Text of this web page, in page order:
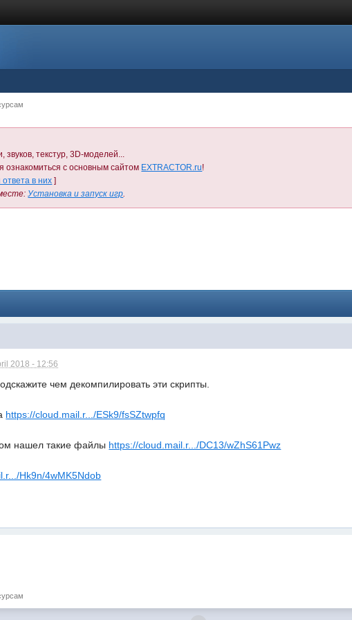
текстур, 3D-моделей...
ознакомиться с основным сайтом EXTRACTOR.ru!
в них ]
Установка и запуск игр.
2018 - 12:56
чем декомпилировать эти скрипты.
https://cloud.mail.r.../ESk9/fsSZtwpfq
нашел такие файлы https://cloud.mail.r.../DC13/wZhS61Pwz
Hk9n/4wMK5Ndob